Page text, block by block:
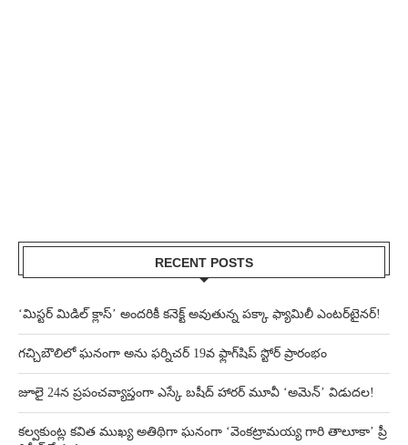
RECENT POSTS
‘మిస్టర్ మిడిల్ క్లాస్’ అందరికీ కనెక్ట్ అవుతున్న పక్కా ఫ్యామిలీ ఎంటర్‌టైనర్!
గచ్చిబౌలిలో ఘనంగా అను ఫర్నిచర్ 19వ ఫ్లాగ్‌షిప్ స్టోర్ ప్రారంభం
జూలై 24న ప్రపంచవ్యాప్తంగా ఎస్కే బషీద్‌ హారర్ మూవీ ‘అమెన్’ విడుదల!
కల్వకుంట్ల కవిత ముఖ్య అతిథిగా ఘనంగా ‘వెంకట్రామయ్య గారి తాలూకా’ ప్రీ